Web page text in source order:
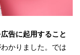
告に起用すること
かりました。では